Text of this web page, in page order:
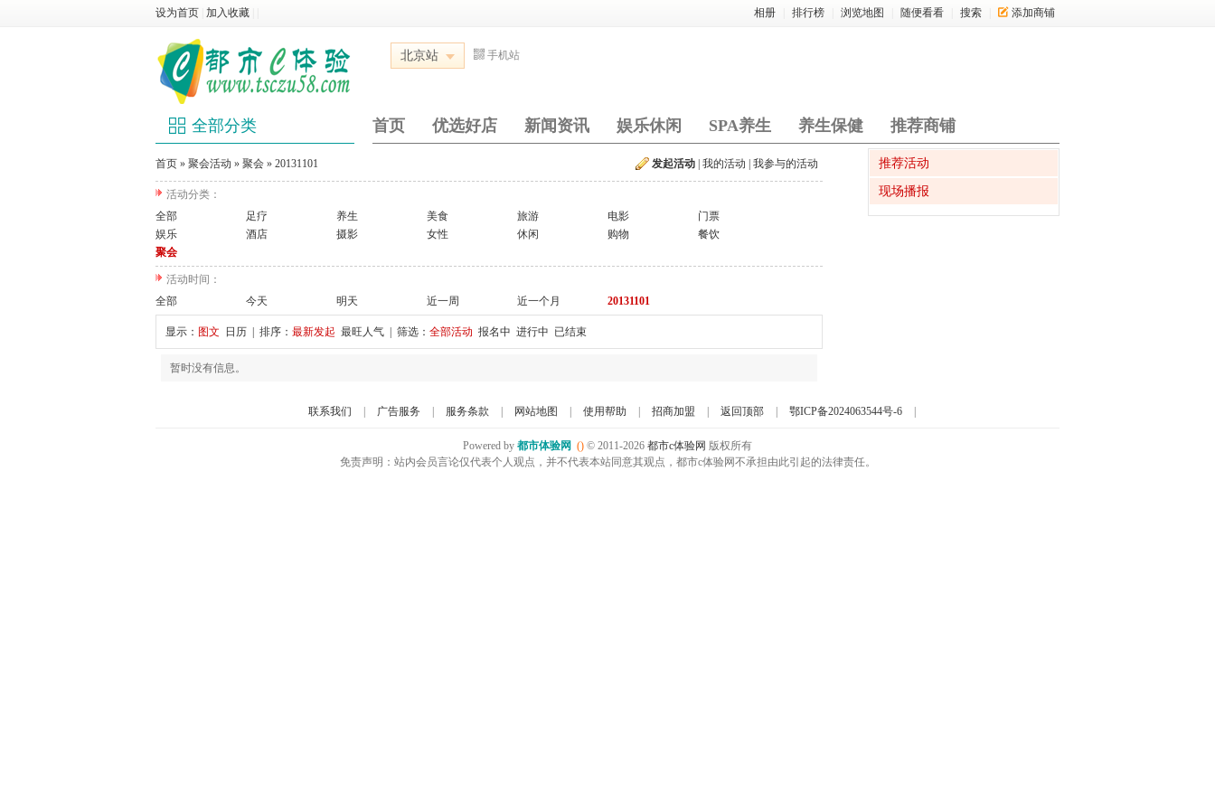
设为首页 加入收藏 相册 排行榜 浏览地图 随便看看 搜索 添加商铺
北京站 手机站
全部分类 首页 优选好店 新闻资讯 娱乐休闲 SPA养生 养生保健 推荐商铺
发起活动 我的活动 我参与的活动
首页 » 聚会活动 » 聚会 » 20131101
活动分类：
全部
足疗 养生 美食 旅游 电影
门票
娱乐
酒店 摄影 女性 休闲 购物
餐饮
聚会
活动时间：
全部
今天 明天 近一周 近一个月 20131101
显示： 图文 日历 | 排序： 最新发起 最旺人气 | 筛选： 全部活动 报名中 进行中 已结束
暂时没有信息。
推荐活动
现场播报
联系我们 广告服务 服务条款 网站地图 使用帮助 招商加盟 返回顶部 鄂ICP备2024063544号-6
Powered by 都市体验网 () © 2011-2026 都市c体验网 版权所有
免责声明：站内会员言论仅代表个人观点，并不代表本站同意其观点，都市c体验网不承担由此引起的法律责任。